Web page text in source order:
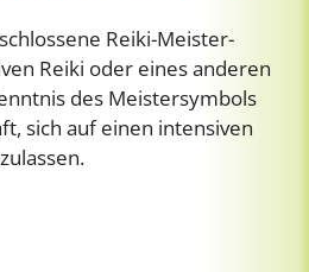
Reiki-Meister-
Reiki oder eines anderen
des Meistersymbols
sich auf einen intensiven